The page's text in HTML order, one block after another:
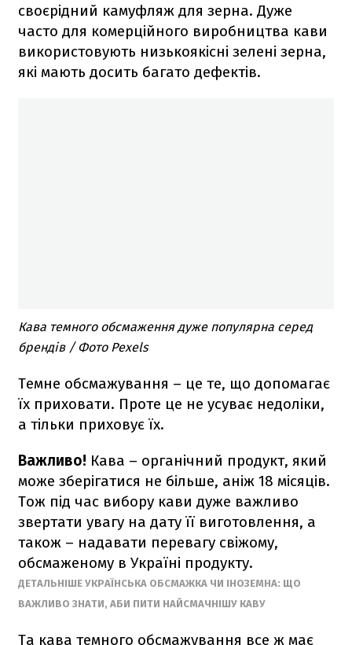
своєрідний камуфляж для зерна. Дуже
часто для комерційного виробництва кави
використовують низькоякісні зелені зерна,
які мають досить багато дефектів.
Кава темного обсмаження дуже популярна серед
брендів / Фото Pexels
Темне обсмажування – це те, що допомагає
їх приховати. Проте це не усуває недоліки,
а тільки приховує їх.
Важливо! Кава – органічний продукт, який
може зберігатися не більше, аніж 18 місяців.
Тож під час вибору кави дуже важливо
звертати увагу на дату її виготовлення, а
також – надавати перевагу свіжому,
обсмаженому в Україні продукту.
ДЕТАЛЬНІШЕ УКРАЇНСЬКА ОБСМАЖКА ЧИ ІНОЗЕМНА: ЩО
ВАЖЛИВО ЗНАТИ, АБИ ПИТИ НАЙСМАЧНІШУ КАВУ
Та кава темного обсмажування все ж має